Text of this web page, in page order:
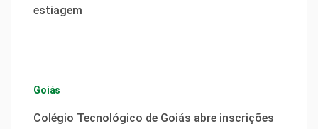
estiagem
Goiás
Colégio Tecnológico de Goiás abre inscrições